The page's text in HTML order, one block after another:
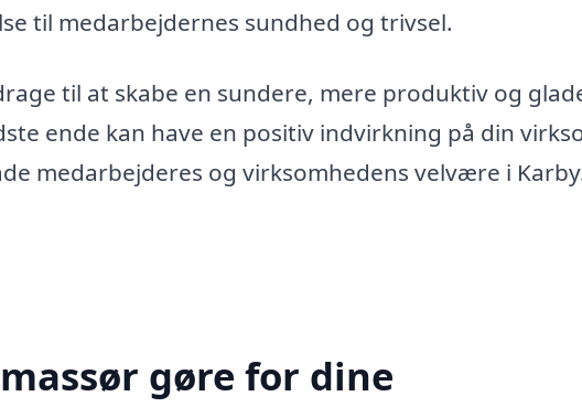
til medarbejdernes sundhed og trivsel.
til at skabe en sundere, mere produktiv og
ende kan have en positiv indvirkning på din
medarbejderes og virksomhedens velvære i
gøre for dine